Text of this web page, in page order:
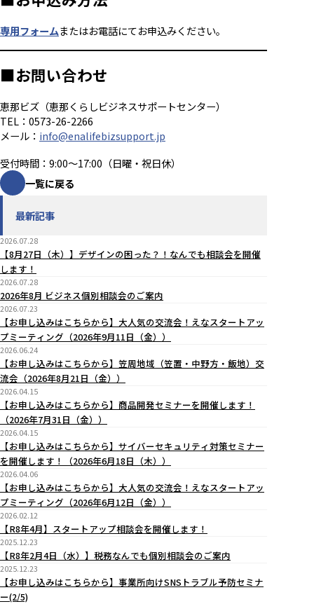
最新記事
2026.07.28
【8月27日（木）】デザインの困った？！なんでも相談会を開催
します！
2026.07.28
2026年8月 ビジネス個別相談会のご案内
2026.07.23
【お申し込みはこちらから】大人気の交流会！えなスタートアッ
プミーティング（2026年9月11日（金））
2026.06.24
【お申し込みはこちらから】笠周地域（笠置・中野方・飯地）交
流会（2026年8月21日（金））
2026.04.15
【お申し込みはこちらから】商品開発セミナーを開催します！
（2026年7月31日（金））
2026.04.15
【お申し込みはこちらから】サイバーセキュリティ対策セミナー
を開催します！（2026年6月18日（木））
2026.04.06
【お申し込みはこちらから】大人気の交流会！えなスタートアッ
プミーティング（2026年6月12日（金））
2026.02.12
【R8年4月】スタートアップ相談会を開催します！
2025.12.23
【R8年2月4日（水）】税務なんでも個別相談会のご案内
2025.12.23
【お申し込みはこちらから】事業所向けSNSトラブル予防セミナ
ー(2/5)
専用フォームまたはお電話にてお申込みください。
■お問い合わせ
恵那ビズ（恵那くらしビジネスサポートセンター）
TEL：0573-26-2266
メール： info@enalifebizsupport.jp
受付時間：9:00～17:00（日曜・祝日休）
一覧に戻る